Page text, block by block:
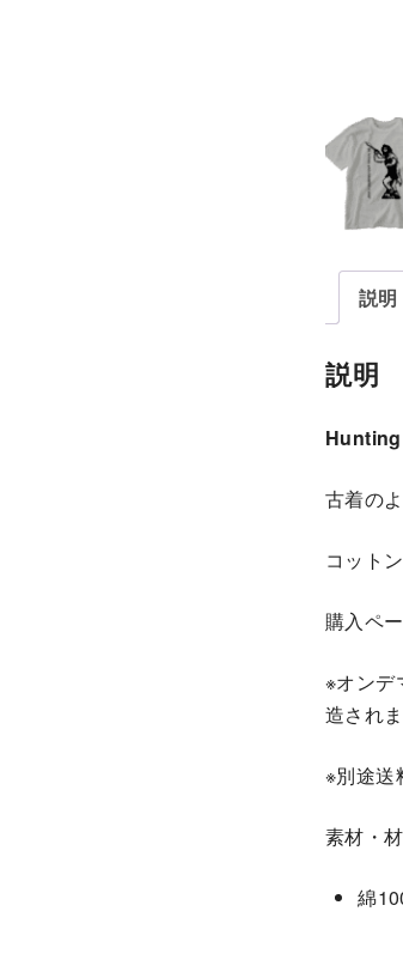
説明
説明
Hunting
古着の
コット
購入ペ
※オンデ
造されま
※別途送
素材・
綿